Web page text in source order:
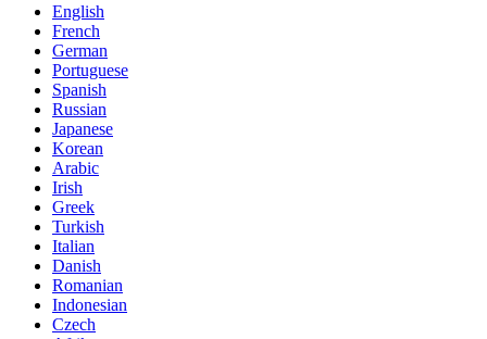
English
French
German
Portuguese
Spanish
Russian
Japanese
Korean
Arabic
Irish
Greek
Turkish
Italian
Danish
Romanian
Indonesian
Czech